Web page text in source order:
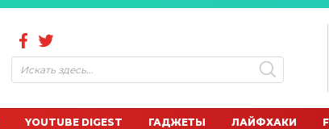
YOUTUBE DIGEST ГАДЖЕТЫ ЛАЙФХАКИ